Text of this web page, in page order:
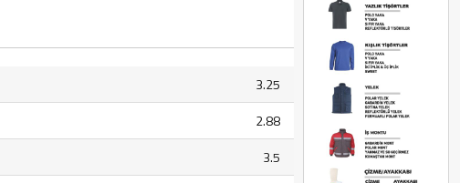
3.25
2.88
3.5